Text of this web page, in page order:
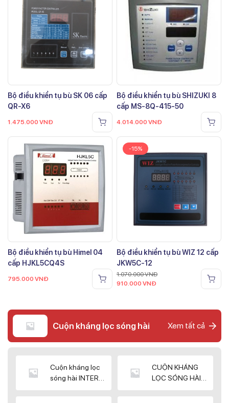
Bộ điều khiển tụ bù SK 06 cấp
QR-X6
1.475.000 VNĐ
Bộ điều khiển tụ bù SHIZUKI 8
cấp MS-8Q-415-50
4.014.000 VNĐ
Bộ điều khiển tụ bù Himel 04
cấp HJKL5CQ4S
795.000 VNĐ
-15%
Bộ điều khiển tụ bù WIZ 12 cấp
JKW5C-12
1.070.000VNĐ
910.000 VNĐ
Cuộn kháng lọc sóng hài Xem tất cả
Cuộn kháng lọc
sóng hài INTER
CUỘN KHÁNG
LỌC SÓNG HÀI